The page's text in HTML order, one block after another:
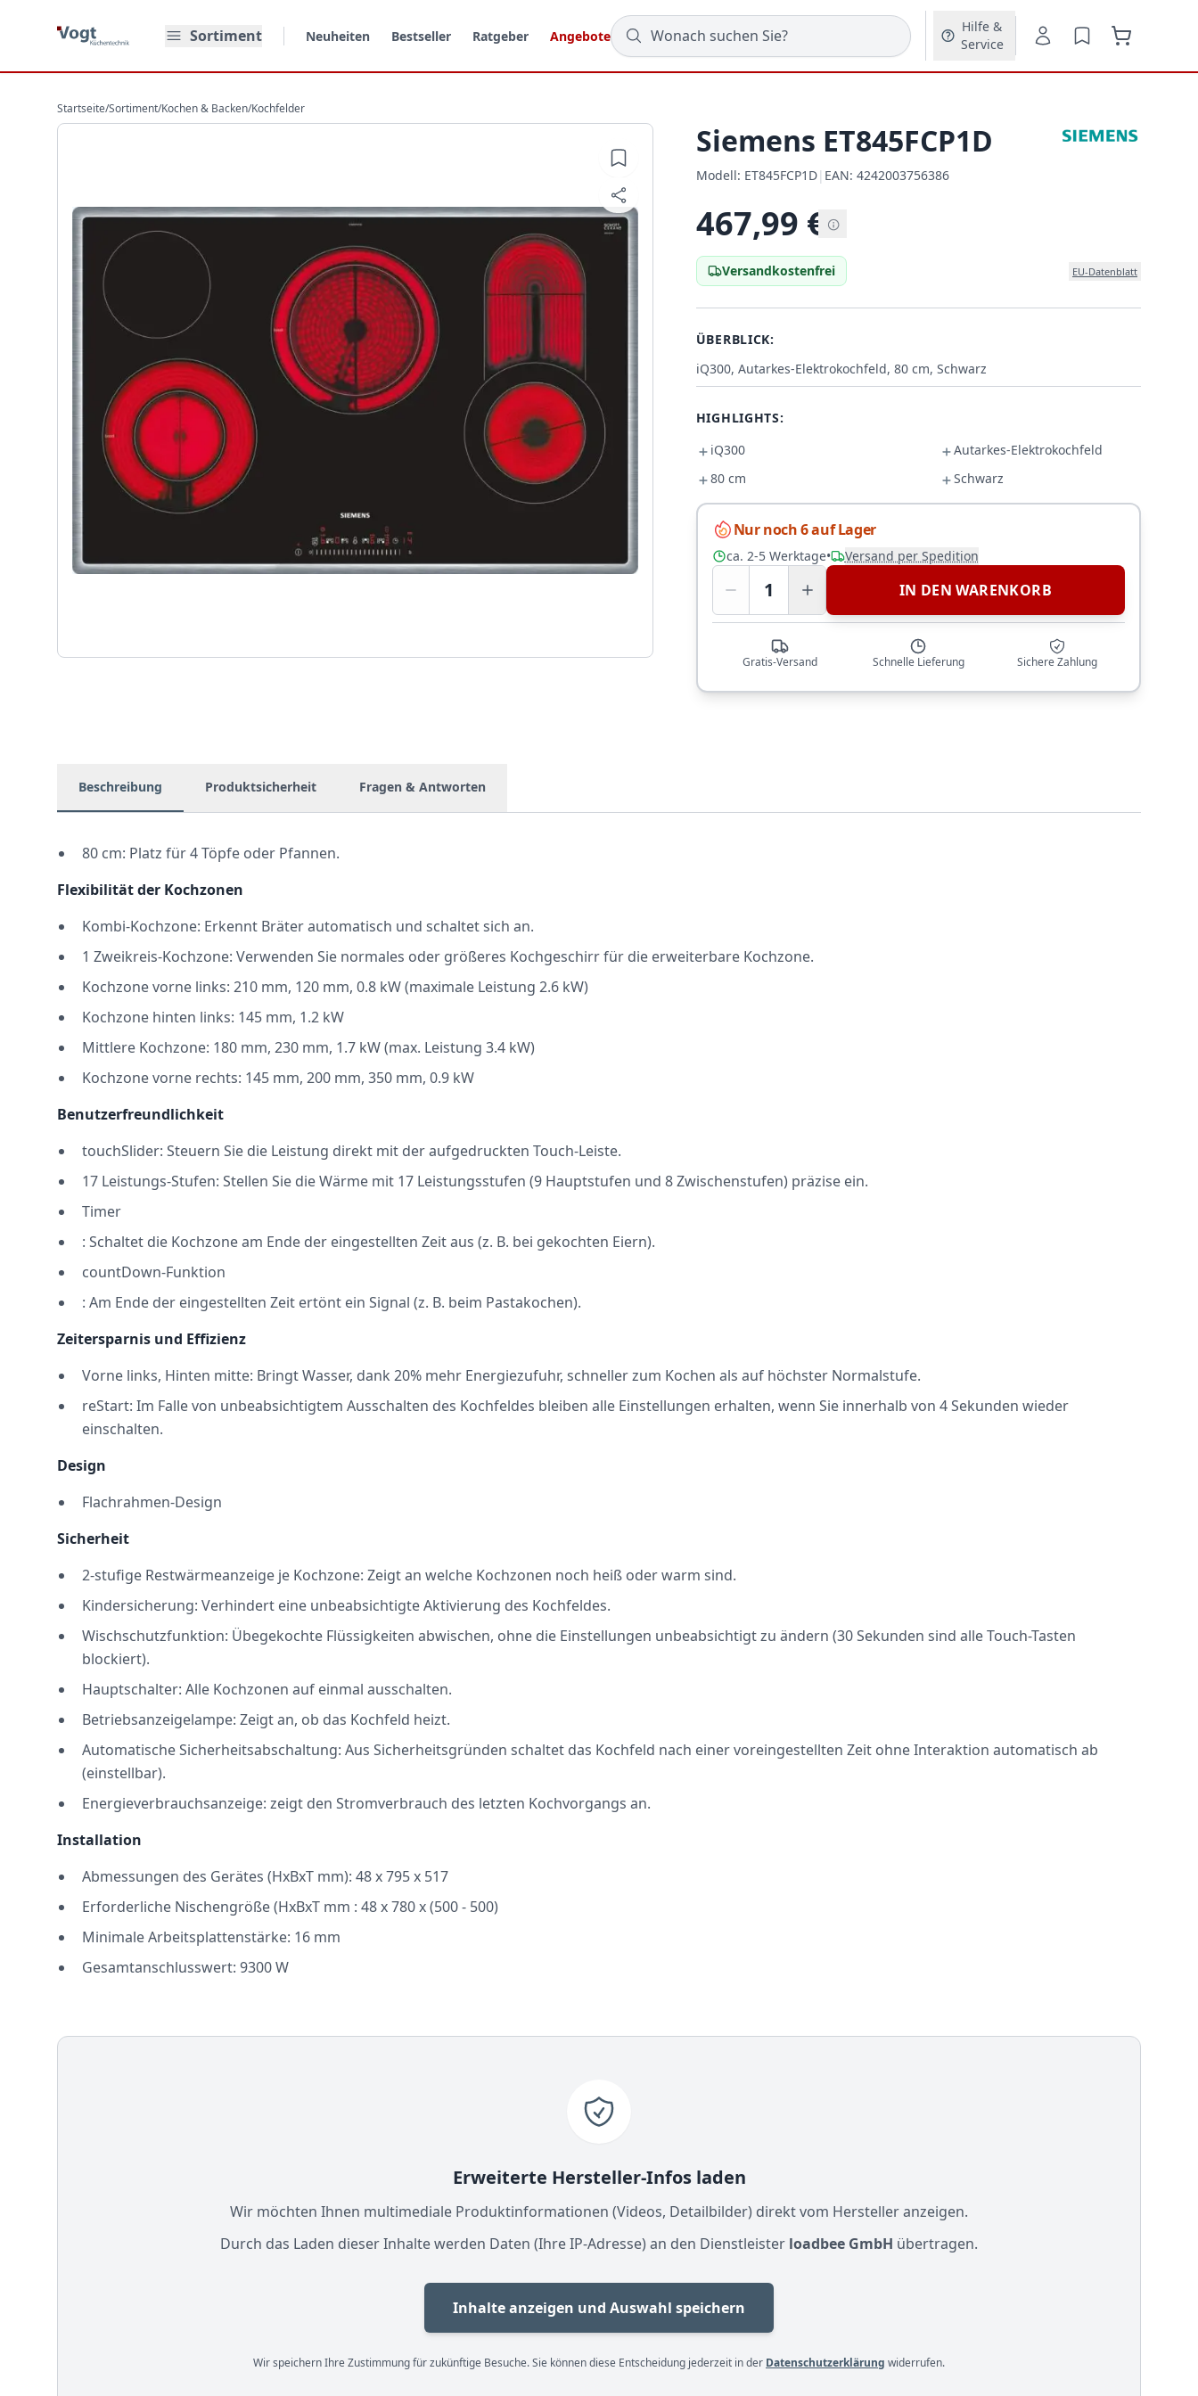
Sortiment
Neuheiten Bestseller Ratgeber Angebote
Hilfe &
Service
Startseite/Sortiment/Kochen & Backen/Kochfelder
Siemens ET845FCP1D
Modell:
Modell: ET845FCP1D|
EAN:
EAN: 4242003756386
467,99 €
Versandkostenfrei EU-Datenblatt
ÜBERBLICK:
iQ300, Autarkes-Elektrokochfeld, 80 cm, Schwarz
HIGHLIGHTS:
iQ300
Autarkes-Elektrokochfeld
80 cm
Schwarz
Nur noch 6 auf Lager
ca. 2-5 Werktage• Versand per Spedition
1 IN DEN WARENKORB
Gratis-Versand Schnelle Lieferung Sichere Zahlung
Beschreibung Produktsicherheit Fragen & Antworten
80 cm: Platz für 4 Töpfe oder Pfannen.
Flexibilität der Kochzonen
Kombi-Kochzone: Erkennt Bräter automatisch und schaltet sich an.
1 Zweikreis-Kochzone: Verwenden Sie normales oder größeres Kochgeschirr für die erweiterbare Kochzone.
Kochzone vorne links: 210 mm, 120 mm, 0.8 kW (maximale Leistung 2.6 kW)
Kochzone hinten links: 145 mm, 1.2 kW
Mittlere Kochzone: 180 mm, 230 mm, 1.7 kW (max. Leistung 3.4 kW)
Kochzone vorne rechts: 145 mm, 200 mm, 350 mm, 0.9 kW
Benutzerfreundlichkeit
touchSlider: Steuern Sie die Leistung direkt mit der aufgedruckten Touch-Leiste.
17 Leistungs-Stufen: Stellen Sie die Wärme mit 17 Leistungsstufen (9 Hauptstufen und 8 Zwischenstufen) präzise ein.
Timer
: Schaltet die Kochzone am Ende der eingestellten Zeit aus (z. B. bei gekochten Eiern).
countDown-Funktion
: Am Ende der eingestellten Zeit ertönt ein Signal (z. B. beim Pastakochen).
Zeitersparnis und Effizienz
Vorne links, Hinten mitte: Bringt Wasser, dank 20% mehr Energiezufuhr, schneller zum Kochen als auf höchster Normalstufe.
reStart: Im Falle von unbeabsichtigtem Ausschalten des Kochfeldes bleiben alle Einstellungen erhalten, wenn Sie innerhalb von 4 Sekunden wieder
einschalten.
Design
Flachrahmen-Design
Sicherheit
2-stufige Restwärmeanzeige je Kochzone: Zeigt an welche Kochzonen noch heiß oder warm sind.
Kindersicherung: Verhindert eine unbeabsichtigte Aktivierung des Kochfeldes.
Wischschutzfunktion: Übegekochte Flüssigkeiten abwischen, ohne die Einstellungen unbeabsichtigt zu ändern (30 Sekunden sind alle Touch-Tasten
blockiert).
Hauptschalter: Alle Kochzonen auf einmal ausschalten.
Betriebsanzeigelampe: Zeigt an, ob das Kochfeld heizt.
Automatische Sicherheitsabschaltung: Aus Sicherheitsgründen schaltet das Kochfeld nach einer voreingestellten Zeit ohne Interaktion automatisch ab
(einstellbar).
Energieverbrauchsanzeige: zeigt den Stromverbrauch des letzten Kochvorgangs an.
Installation
Abmessungen des Gerätes (HxBxT mm): 48 x 795 x 517
Erforderliche Nischengröße (HxBxT mm : 48 x 780 x (500 - 500)
Minimale Arbeitsplattenstärke: 16 mm
Gesamtanschlusswert: 9300 W
Erweiterte Hersteller-Infos laden
Wir möchten Ihnen multimediale Produktinformationen (Videos, Detailbilder) direkt vom Hersteller anzeigen.
Durch das Laden dieser Inhalte werden Daten (Ihre IP-Adresse) an den Dienstleister loadbee GmbH übertragen.
Inhalte anzeigen und Auswahl speichern
Wir speichern Ihre Zustimmung für zukünftige Besuche. Sie können diese Entscheidung jederzeit in der Datenschutzerklärung widerrufen.